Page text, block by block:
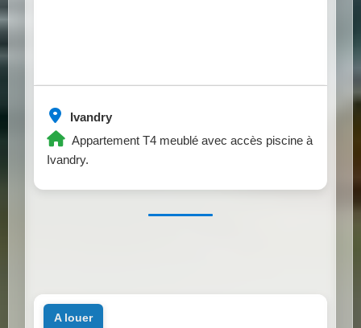
Ivandry
Appartement T4 meublé avec accès piscine à
Ivandry.
a louer